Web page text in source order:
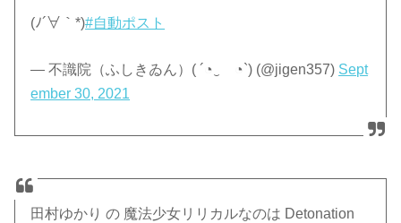
(ﾉ´∀｀*)#自動ポスト
— 不識院（ふしきゐん）( ´◔‿ゝ◔`) (@jigen357) Sept
ember 30, 2021
田村ゆかり の 魔法少女リリカルなのは Detonation